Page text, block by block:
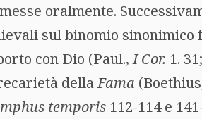
oralmente.
sul binomio sinonimico
con Dio (Paul.,I Cor. 1.
dellaFama
temporis 112-114 e